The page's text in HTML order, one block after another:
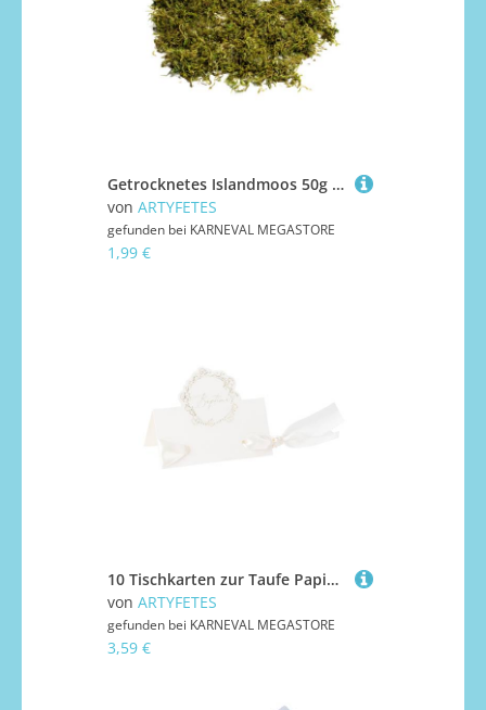
Getrocknetes Islandmoos 50g für natürliche Dekorationen
von ARTYFETES
gefunden bei KARNEVAL MEGASTORE
1,99 €
10 Tischkarten zur Taufe Papier 8 x 6,5 cm Gold-Blumenmotiv
von ARTYFETES
gefunden bei KARNEVAL MEGASTORE
3,59 €